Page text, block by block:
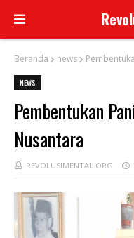
Beranda news
NEWS
Pembentukan
Nusantara
REVOLUSIMENTAL.ORG